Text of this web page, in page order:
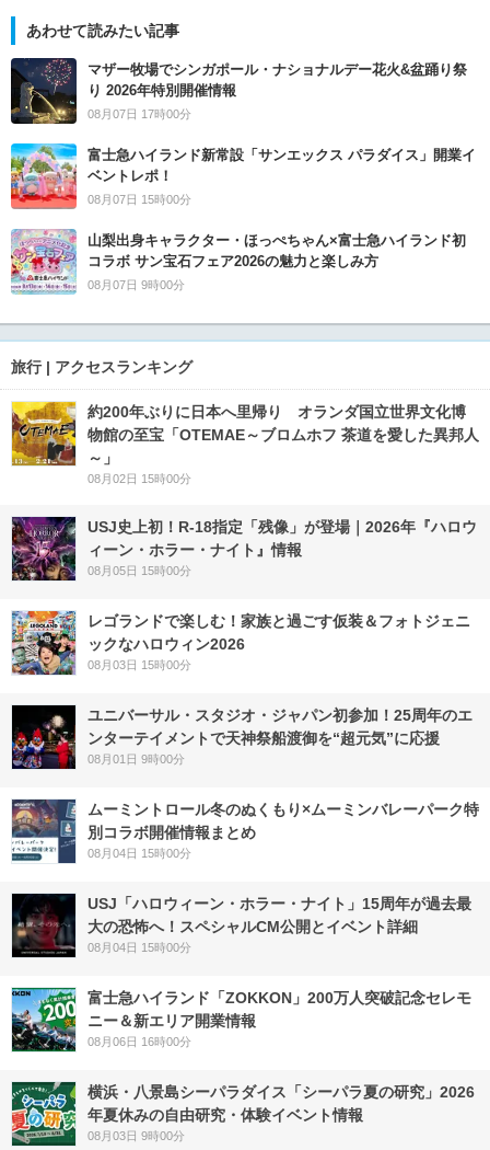
あわせて読みたい記事
マザー牧場でシンガポール・ナショナルデー花火&盆踊り祭
り 2026年特別開催情報
08月07日 17時00分
富士急ハイランド新常設「サンエックス パラダイス」開業イ
ベントレポ！
08月07日 15時00分
山梨出身キャラクター・ほっぺちゃん×富士急ハイランド初
コラボ サン宝石フェア2026の魅力と楽しみ方
08月07日 9時00分
旅行 | アクセスランキング
約200年ぶりに日本へ里帰り オランダ国立世界文化博
物館の至宝「OTEMAE～ブロムホフ 茶道を愛した異邦人
～」
08月02日 15時00分
USJ史上初！R-18指定「残像」が登場｜2026年『ハロウ
ィーン・ホラー・ナイト』情報
08月05日 15時00分
レゴランドで楽しむ！家族と過ごす仮装＆フォトジェニ
ックなハロウィン2026
08月03日 15時00分
ユニバーサル・スタジオ・ジャパン初参加！25周年のエ
ンターテイメントで天神祭船渡御を“超元気”に応援
08月01日 9時00分
ムーミントロール冬のぬくもり×ムーミンバレーパーク特
別コラボ開催情報まとめ
08月04日 15時00分
USJ「ハロウィーン・ホラー・ナイト」15周年が過去最
大の恐怖へ！スペシャルCM公開とイベント詳細
08月04日 15時00分
富士急ハイランド「ZOKKON」200万人突破記念セレモ
ニー＆新エリア開業情報
08月06日 16時00分
横浜・八景島シーパラダイス「シーパラ夏の研究」2026
年夏休みの自由研究・体験イベント情報
08月03日 9時00分